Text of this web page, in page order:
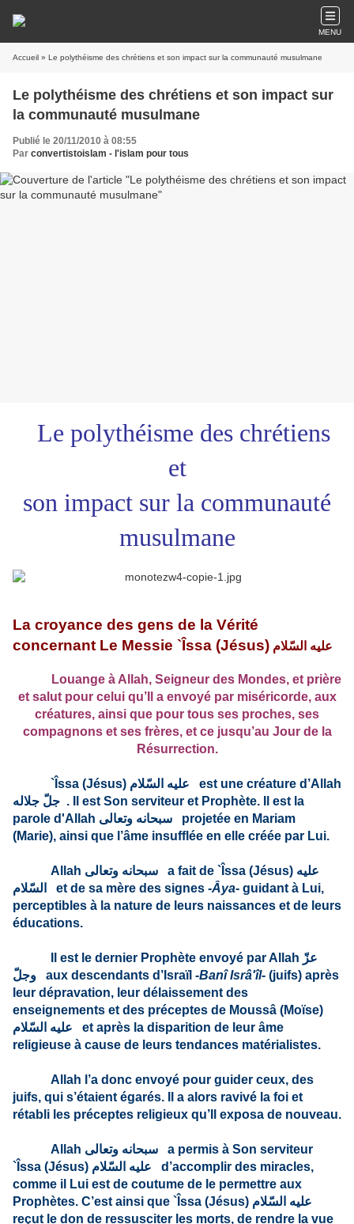
MENU
Accueil » Le polythéisme des chrétiens et son impact sur la communauté musulmane
Le polythéisme des chrétiens et son impact sur
la communauté musulmane
Publié le 20/11/2010 à 08:55
Par convertistoislam - l'islam pour tous
Le polythéisme des chrétiens
et
son impact sur la communauté
musulmane
La croyance des gens de la Vérité
concernant Le Messie `Îssa (Jésus) عليه السّلام
Louange à Allah, Seigneur des Mondes, et prière
et salut pour celui qu’Il a envoyé par miséricorde, aux
créatures, ainsi que pour tous ses proches, ses
compagnons et ses frères, et ce jusqu’au Jour de la
Résurrection.
`Îssa (Jésus) عليه السّلام
est une créature d’Allah
جلّ جلاله . Il est Son serviteur et Prophète. Il est la
parole d'Allah سبحانه وتعالى
projetée en Mariam
(Marie), ainsi que l’âme insufflée en elle créée par Lui.
Allah سبحانه وتعالى a fait de `Îssa (Jésus) عليه
السّلام
et de sa mère des signes ‑Âya‑ guidant à Lui,
perceptibles à la nature de leurs nai­ssances et de leurs
éducations.
Il est le dernier Prophète envoyé par Allah عزّ
وجلّ
aux descend­ants d’Israïl ‑Banî Isrâ'îl- (juifs) après
leur dépravation, leur délaissement des
enseignements et des préceptes de Moussâ (Moïse)
عليه السّلام
et après la disparition de leur âme
religieuse à cause de leurs tendances matérialistes.
Allah l’a donc envoyé pour guider ceux, des
juifs, qui s’étaient égarés. Il a alors ravivé la foi et
rétabli les préceptes religieux qu’Il exposa de nouveau.
Allah سبحانه وتعالى
a permis à Son serviteur
`Îssa (Jésus) عليه السّلام
d’accom­plir des miracles,
comme il Lui est de coutume de le permettre aux
Prophètes. C’est ainsi que `Îssa (Jésus) عليه السّلام
reçut le don de ressusciter les morts, de rendre la vue